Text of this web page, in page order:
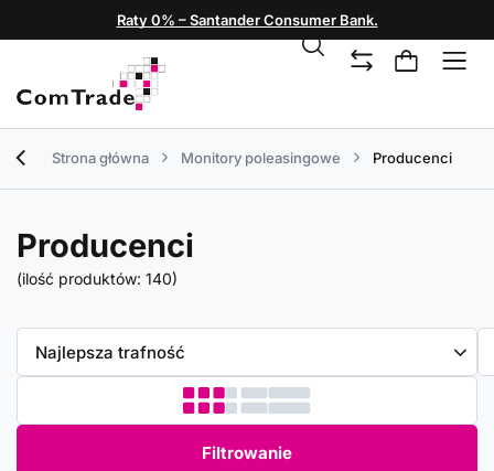
Raty 0% – Santander Consumer Bank.
Strona główna Monitory poleasingowe Producenci
Producenci
(ilość produktów: 140)
Zmień sortowanie
Najlepsza trafność
Filtrowanie